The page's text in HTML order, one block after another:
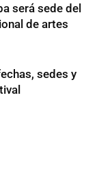
será sede del
de artes
sedes y